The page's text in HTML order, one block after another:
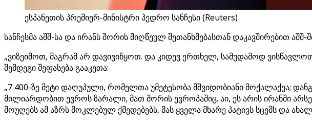
ესპანეთის პრემიერ-მინისტრი პედრო სანჩესი (Reuters)
სანჩესმა აშშ-სა და ირანს შორის მიღწეულ შეთანხმებასთან დაკავშირებით
„ვიზეიმოთ, მაგრამ არ დავივიწყოთ. და კიდევ ერთხელ, სამუდამოდ
შემდეგი შეფასება გააკეთა:
„7 400-ზე მეტი დაღუპული, რომელთა უმეტესობა მშვიდობიანი მოქალაქეა;
მილიარდობით ევროს ზარალი, მათ შორის ევროპაშიც. აი, ეს არის ირანში
მოუღებს ამ აზრს მოკლებულ ქმედებებს, მას ყველა მხარე პატივს სცემს და